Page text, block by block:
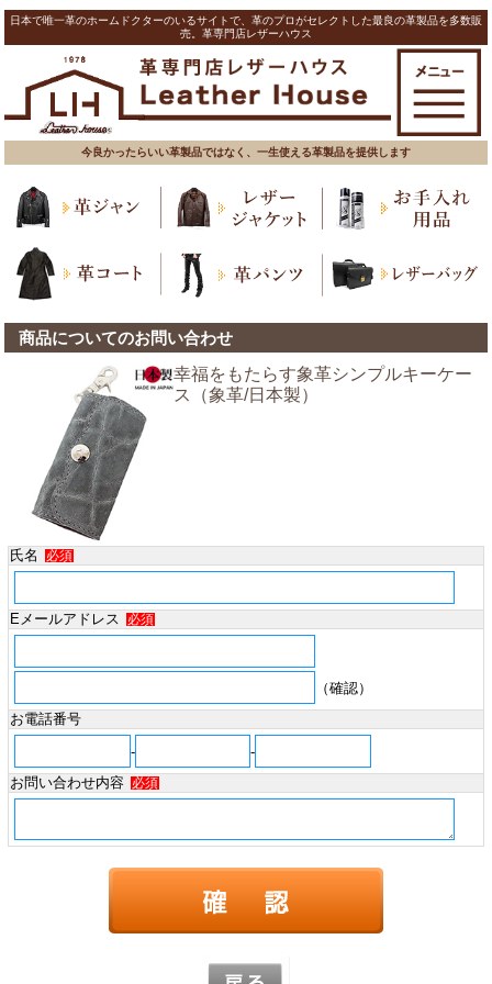
日本で唯一革のホームドクターのいるサイトで、革のプロがセレクトした最良の革製品を多数販
売。革専門店レザーハウス
今良かったらいい革製品ではなく、一生使える革製品を提供します
商品についてのお問い合わせ
幸福をもたらす象革シンプルキーケー
ス（象革/日本製）
氏名 必須
Eメールアドレス 必須
（確認）
お電話番号
-
-
お問い合わせ内容
必須